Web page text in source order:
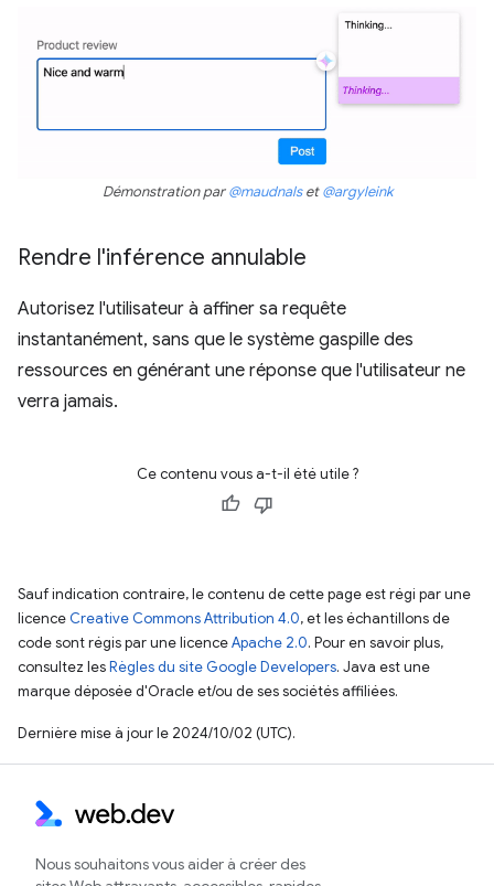
Démonstration par@maudnalset@argyleink
Rendre l'inférence annulable
Autorisez l'utilisateur à affiner sa requête
instantanément, sans que le système gaspille des
ressources en générant une réponse que l'utilisateur ne
verra jamais.
Ce contenu vous a-t-il été utile ?
Sauf indication contraire, le contenu de cette page est régi par une
licence Creative Commons Attribution 4.0, et les échantillons de
code sont régis par une licenceApache 2.0. Pour en savoir plus,
consultez lesRègles du site Google Developers. Java est une
marque déposée d'Oracle et/ou de ses sociétés affiliées.
Dernière mise à jour le 2024/10/02 (UTC).
Nous souhaitons vous aider à créer des